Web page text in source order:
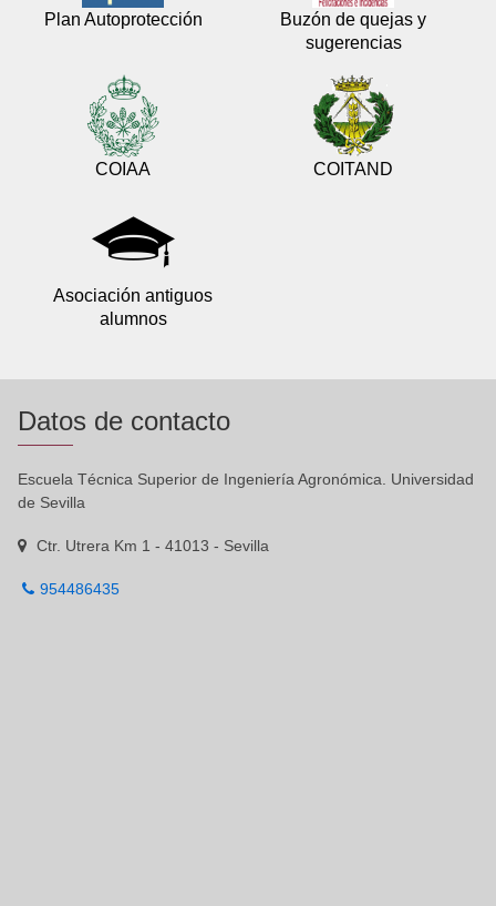
Plan Autoprotección
Buzón de quejas y
sugerencias
COIAA COITAND
Asociación antiguos
alumnos
Datos de contacto
Escuela Técnica Superior de Ingeniería Agronómica. Universidad
de Sevilla
Ctr. Utrera Km 1 - 41013 - Sevilla
954486435